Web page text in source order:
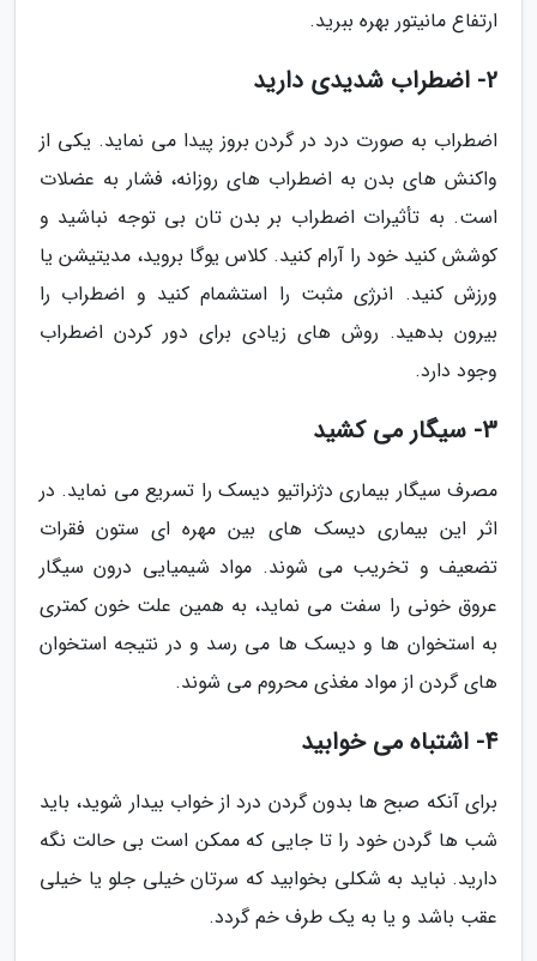
ارتفاع مانیتور بهره ببرید.
2- اضطراب شدیدی دارید
اضطراب به صورت درد در گردن بروز پیدا می نماید. یکی از
واکنش های بدن به اضطراب های روزانه، فشار به عضلات
است. به تأثیرات اضطراب بر بدن تان بی توجه نباشید و
کوشش کنید خود را آرام کنید. کلاس یوگا بروید، مدیتیشن یا
ورزش کنید. انرژی مثبت را استشمام کنید و اضطراب را
بیرون بدهید. روش های زیادی برای دور کردن اضطراب
وجود دارد.
3- سیگار می کشید
مصرف سیگار بیماری دژنراتیو دیسک را تسریع می نماید. در
اثر این بیماری دیسک های بین مهره ای ستون فقرات
تضعیف و تخریب می شوند. مواد شیمیایی درون سیگار
عروق خونی را سفت می نماید، به همین علت خون کمتری
به استخوان ها و دیسک ها می رسد و در نتیجه استخوان
های گردن از مواد مغذی محروم می شوند.
4- اشتباه می خوابید
برای آنکه صبح ها بدون گردن درد از خواب بیدار شوید، باید
شب ها گردن خود را تا جایی که ممکن است بی حالت نگه
دارید. نباید به شکلی بخوابید که سرتان خیلی جلو یا خیلی
عقب باشد و یا به یک طرف خم گردد.